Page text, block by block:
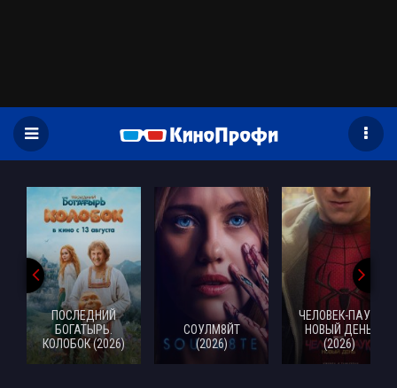
ПОСЛЕДНИЙ
БОГАТЫРЬ.
КОЛОБОК (2026)
СОУЛМ8ЙТ
(2026)
ЧЕЛОВЕК-ПАУК:
НОВЫЙ ДЕНЬ
(2026)